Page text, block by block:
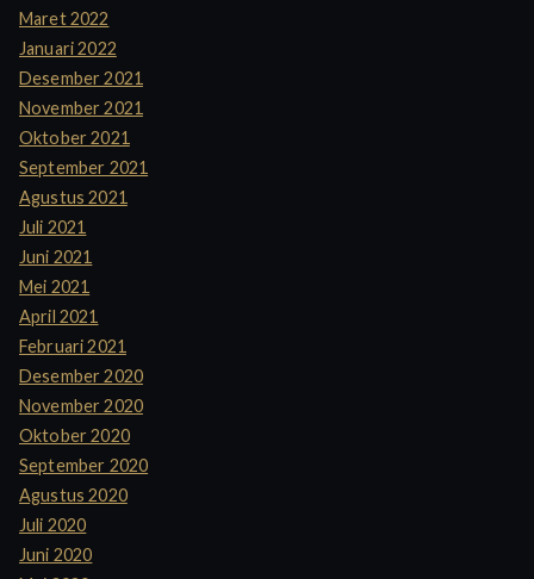
Maret 2022
Januari 2022
Desember 2021
November 2021
Oktober 2021
September 2021
Agustus 2021
Juli 2021
Juni 2021
Mei 2021
April 2021
Februari 2021
Desember 2020
November 2020
Oktober 2020
September 2020
Agustus 2020
Juli 2020
Juni 2020